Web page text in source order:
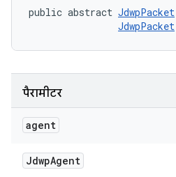
public abstract JdwpPacket
JdwpPacket
पैरामीटर
agent
JdwpAgent